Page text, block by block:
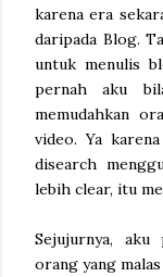
karena era
daripada Blog.
untuk menulis
pernah aku
memudahkan
video. Ya
disearch
lebih clear, itu
Sejujurnya,
orang yang